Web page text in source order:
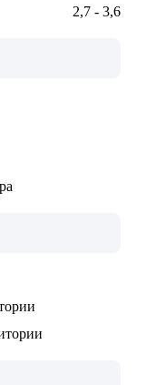
2,7 - 3,6